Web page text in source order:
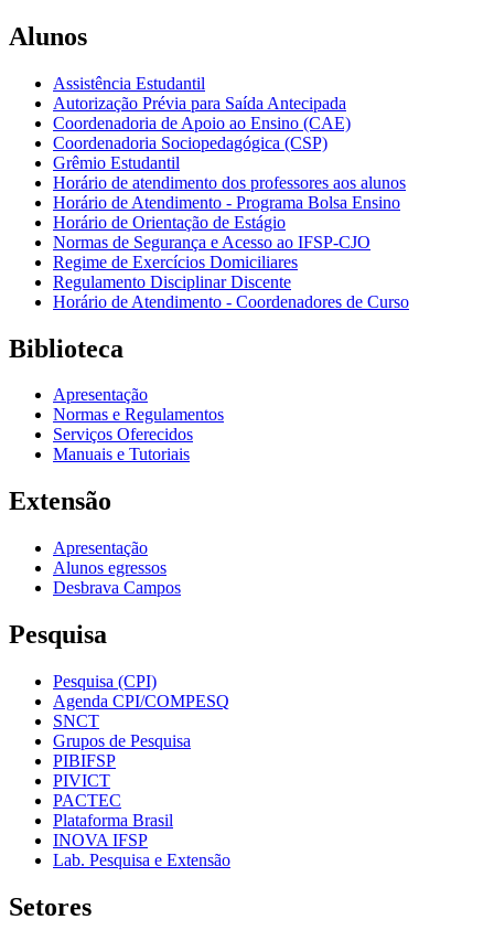
Alunos
Assistência Estudantil
Autorização Prévia para Saída Antecipada
Coordenadoria de Apoio ao Ensino (CAE)
Coordenadoria Sociopedagógica (CSP)
Grêmio Estudantil
Horário de atendimento dos professores aos alunos
Horário de Atendimento - Programa Bolsa Ensino
Horário de Orientação de Estágio
Normas de Segurança e Acesso ao IFSP-CJO
Regime de Exercícios Domiciliares
Regulamento Disciplinar Discente
Horário de Atendimento - Coordenadores de Curso
Biblioteca
Apresentação
Normas e Regulamentos
Serviços Oferecidos
Manuais e Tutoriais
Extensão
Apresentação
Alunos egressos
Desbrava Campos
Pesquisa
Pesquisa (CPI)
Agenda CPI/COMPESQ
SNCT
Grupos de Pesquisa
PIBIFSP
PIVICT
PACTEC
Plataforma Brasil
INOVA IFSP
Lab. Pesquisa e Extensão
Setores